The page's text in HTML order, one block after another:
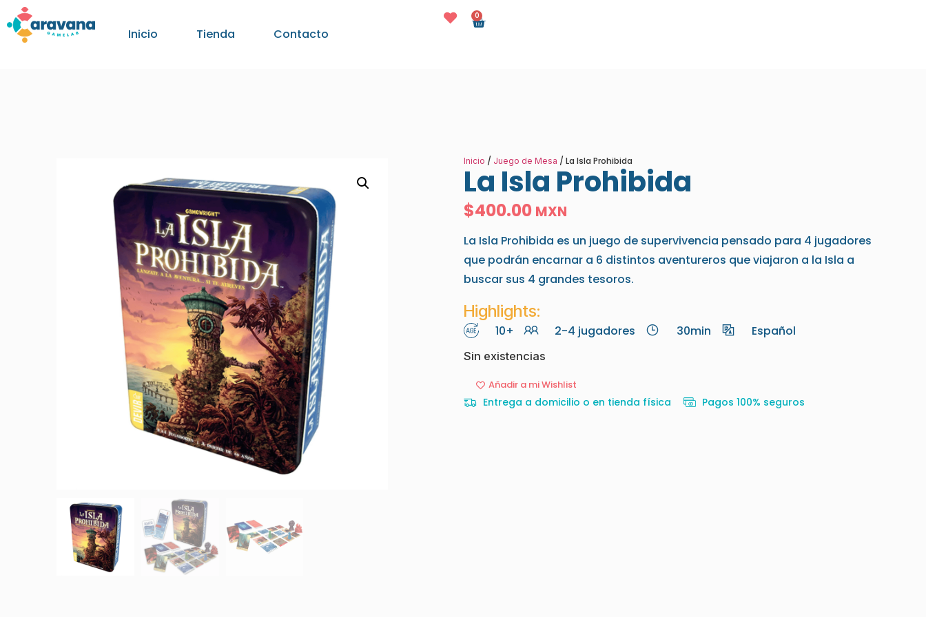
Inicio Tienda Contacto
0
Inicio / Juego de Mesa / La Isla Prohibida
La Isla Prohibida
$400.00 MXN
La Isla Prohibida es un juego de supervivencia pensado para 4 jugadores
que podrán encarnar a 6 distintos aventureros que viajaron a la Isla a
buscar sus 4 grandes tesoros.
Highlights:
10+ 2-4 jugadores 30min Español
Sin existencias
Añadir a mi Wishlist
Entrega a domicilio o en tienda física Pagos 100% seguros